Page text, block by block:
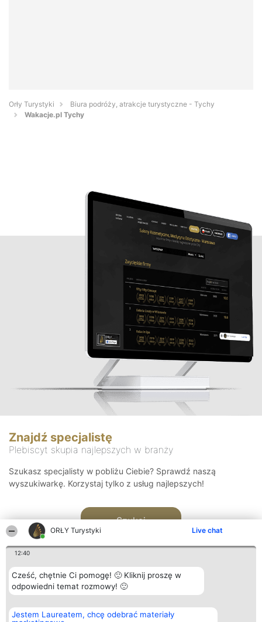
ORŁY Turystyki Live chat
12:40
Cześć, chętnie Ci pomogę! 🙂 Kliknij proszę w
odpowiedni temat rozmowy! 🙂
Jestem Laureatem, chcę odebrać materiały
Orły Turystyki
Biura podróży, atrakcje turystyczne - Tychy
Wakacje.pl Tychy
Znajdź specjalistę
Plebiscyt skupia najlepszych w branży
Szukasz specjalisty w pobliżu Ciebie? Sprawdź naszą
wyszukiwarkę. Korzystaj tylko z usług najlepszych!
Szukaj
Organizator plebiscytu
Bright Side Solutions sp. z o.
Plebiscyt
Laureaci
Kontakt
Kontakt